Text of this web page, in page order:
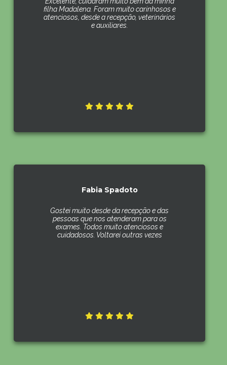
filha Madalena. Foram muito carinhosos e
atenciosos, desde a recepção, veterinários
e auxiliares.
Fabia Spadoto
Gostei muito desde da recepção e das
pessoas que nos atenderam para os
exames. Todos muito atenciosos e
cuidadosos. Voltarei outras vezes